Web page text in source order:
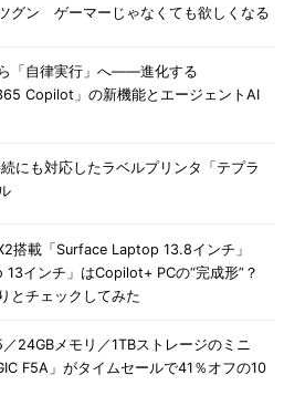
グン ゲーマーじゃなくても欲しくなる
ら「自律実行」へ――進化する
Copilot」の新機能とエージェントAI
にも対応したラベルプリンタ「テプラ
搭載「Surface Laptop 13.8インチ」
13インチ」はCopilot+ PCの“完成形”？
とチェックしてみた
24GBメモリ／1TBストレージのミニ
F5A」がタイムセールで41％オフの10